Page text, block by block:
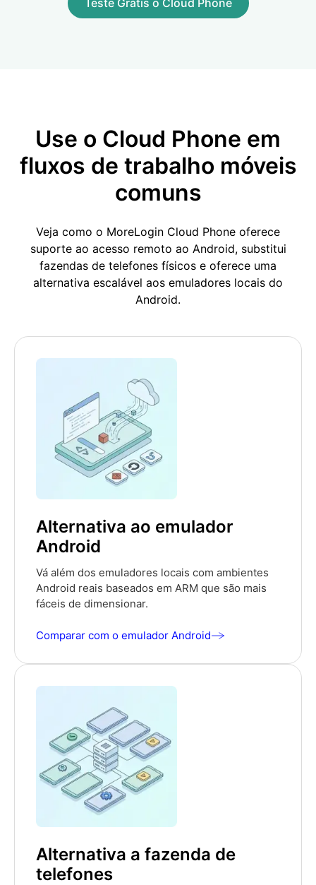
Teste Grátis o Cloud Phone
Use o Cloud Phone em
fluxos de trabalho móveis
comuns
Veja como o MoreLogin Cloud Phone oferece
suporte ao acesso remoto ao Android, substitui
fazendas de telefones físicos e oferece uma
alternativa escalável aos emuladores locais do
Android.
Alternativa ao emulador
Android
Vá além dos emuladores locais com ambientes
Android reais baseados em ARM que são mais
fáceis de dimensionar.
Comparar com o emulador Android
Alternativa a fazenda de
telefones